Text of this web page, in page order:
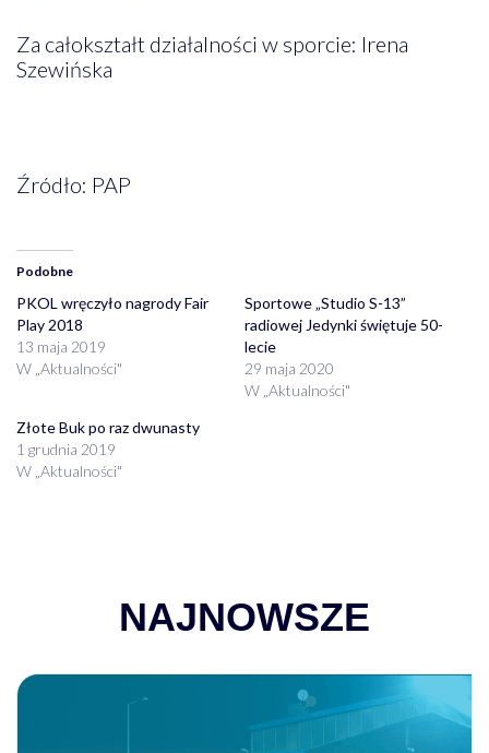
Za całokształt działalności w sporcie: Irena
Szewińska
Źródło: PAP
Podobne
PKOL wręczyło nagrody Fair
Play 2018
13 maja 2019
W „Aktualności"
Sportowe „Studio S-13”
radiowej Jedynki świętuje 50-
lecie
29 maja 2020
W „Aktualności"
Złote Buk po raz dwunasty
1 grudnia 2019
W „Aktualności"
NAJNOWSZE